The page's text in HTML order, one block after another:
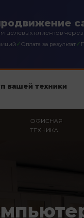
целевых клиентов
✓ Оплата за результат✓
вашей техники
ОФИСНАЯ
ТЕХНИКА